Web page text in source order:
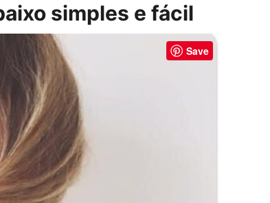
simples e fácil
Save